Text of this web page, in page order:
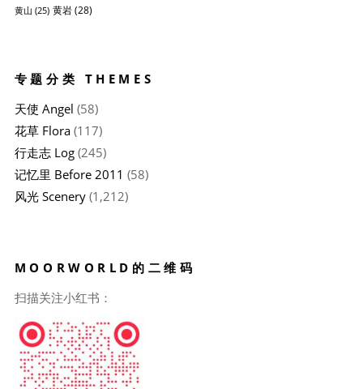
黄山 (25) 黄岩(28)
专题分类 THEMES
天使 Angel (58)
花草 Flora(117)
行走志 Log(245)
记忆里 Before 2011 (58)
风光 Scenery(1,212)
MOORWORLD的二维码
扫描关注小红书：